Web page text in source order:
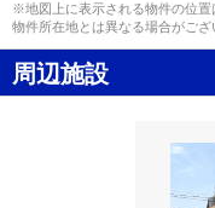
※地図上に表示される物件の位
物件所在地とは異なる場合がござ
周辺施設